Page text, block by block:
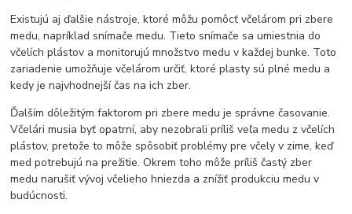
Existujú aj ďalšie nástroje, ktoré môžu pomôcť včelárom pri zbere
medu, napríklad snímače medu. Tieto snímače sa umiestnia do
včelích plástov a monitorujú množstvo medu v každej bunke. Toto
zariadenie umožňuje včelárom určiť, ktoré plasty sú plné medu a
kedy je najvhodnejší čas na ich zber.
Ďalším dôležitým faktorom pri zbere medu je správne časovanie.
Včelári musia byť opatrní, aby nezobrali príliš veľa medu z včelích
plástov, pretože to môže spôsobiť problémy pre včely v zime, keď
med potrebujú na prežitie. Okrem toho môže príliš častý zber
medu narušiť vývoj včelieho hniezda a znížiť produkciu medu v
budúcnosti.